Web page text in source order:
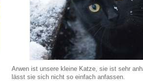
Arwen ist unsere kleine Katze, sie ist sehr
lässt sie sich nicht so einfach anfassen.